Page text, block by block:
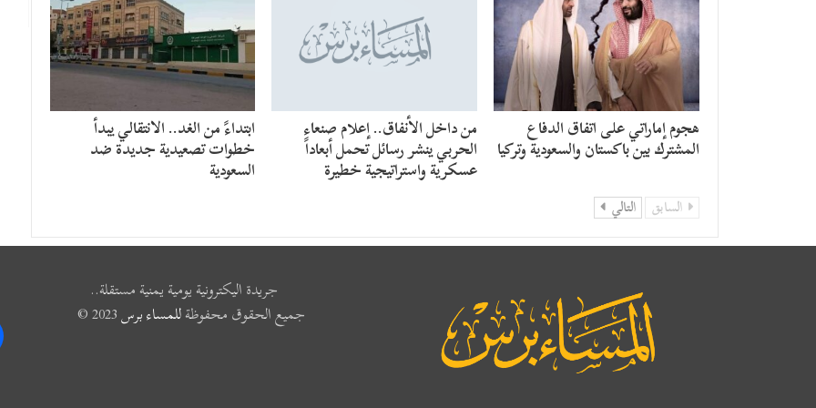
هجوم إماراتي على اتفاق الدفاع
المشترك بين باكستان والسعودية وتركيا
من داخل الأنفاق.. إعلام صنعاء
الحربي ينشر رسائل تحمل أبعاداً
عسكرية واستراتيجية خطيرة
​ابتداءً من الغد.. الانتقالي يبدأ
خطوات تصعيدية جديدة ضد
السعودية
السابق التالي
جريدة اليكترونية يومية يمنية مستقلة..
جميع الحقوق محفوظةللمساء برس